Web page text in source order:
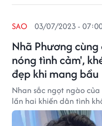
Nhã Phương
nóng tình cảm',
đẹp khi mang bầu
SAO 03/07/2023 -
Nhan sắc ngọt ngào
lần hai khiến dân tình